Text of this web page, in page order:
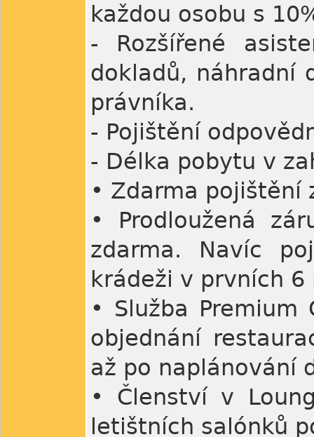
každou osobu s
- Rozšířené
dokladů, náhradní
právníka.
- Pojištění
- Délka pobytu v
• Zdarma
• Prodloužená
zdarma. Navíc
krádeži v prvních
• Služba
objednání
až po naplánování
• Členství v
letištních salónků